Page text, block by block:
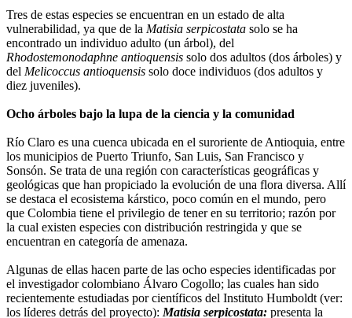
Tres de estas especies se encuentran en un estado de alta
vulnerabilidad, ya que de la Matisia serpicostata solo se ha
encontrado un individuo adulto (un árbol), del
Rhodostemonodaphne antioquensis solo dos adultos (dos árboles) y
del Melicoccus antioquensis solo doce individuos (dos adultos y
diez juveniles).
Ocho árboles bajo la lupa de la ciencia y la comunidad
Río Claro es una cuenca ubicada en el suroriente de Antioquia, entre
los municipios de Puerto Triunfo, San Luis, San Francisco y
Sonsón. Se trata de una región con características geográficas y
geológicas que han propiciado la evolución de una flora diversa. Allí
se destaca el ecosistema kárstico, poco común en el mundo, pero
que Colombia tiene el privilegio de tener en su territorio; razón por
la cual existen especies con distribución restringida y que se
encuentran en categoría de amenaza.
Algunas de ellas hacen parte de las ocho especies identificadas por
el investigador colombiano Álvaro Cogollo; las cuales han sido
recientemente estudiadas por científicos del Instituto Humboldt (ver:
los líderes detrás del proyecto): Matisia serpicostata: presenta la